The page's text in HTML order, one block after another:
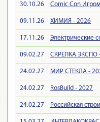
30.10.26 Comic Con
09.11.26 ХИМИЯ - 2026
17.11.26 Электрические
09.02.27 СКРЕПКА ЭКСПО
24.02.27 МИР СТЕКЛА -
24.02.27 RosBuild - 2027
24.02.27 Российская